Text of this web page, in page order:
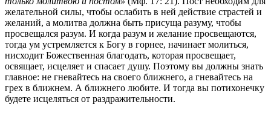
желательной силы, чтобы ослабить в ней действие страстей и
желаний, а молитва должна быть присуща разуму, чтобы
просвещался разум. И когда разум и желание просвещаются,
тогда ум устремляется к Богу в горнее, начинает молиться,
нисходит Божественная благодать, которая просвещает,
освящает, исцеляет и спасает душу. Поэтому вы должны знать
главное: не гневайтесь на своего ближнего, а гневайтесь на
грех в ближнем. А ближнего любите. И тогда вы потихонечку
будете исцеляться от раздражительности.